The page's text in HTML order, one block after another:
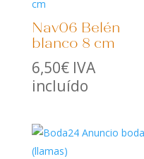
Nav06 Belén
blanco 8 cm
6,50€ IVA
incluído